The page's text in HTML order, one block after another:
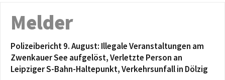
Melder
Polizeibericht 9. August: Illegale Veranstaltungen am
Zwenkauer See aufgelöst, Verletzte Person an
Leipziger S-Bahn-Haltepunkt, Verkehrsunfall in Dölzig